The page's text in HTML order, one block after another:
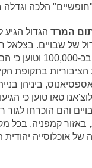
הלכה וגדלה
הגדול הגיע
של שבויים. בצלאל
את מספרם בכ-100,000
בתקופת
ביניהן
טאו טוען כי הגיעו
שבויים והם הוכרחו
באזור קמפניה. בכל
של אוכלוסייה יהודית